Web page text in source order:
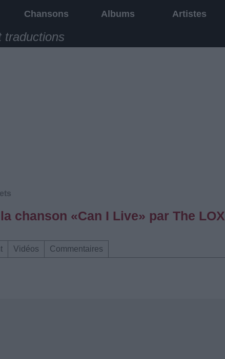
Chansons Albums Artistes
traductions
chanson «Can I Live» par The LOX
Vidéos Commentaires